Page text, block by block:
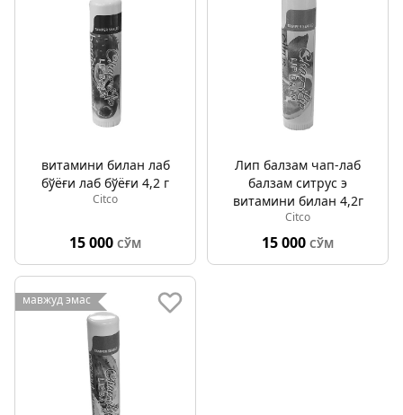
витамини билан лаб
бўёғи лаб бўёғи 4,2 г
Citco
15 000 СЎМ
Лип балзам чап-лаб
балзам ситрус э
витамини билан 4,2г
Citco
15 000 СЎМ
мавжуд эмас